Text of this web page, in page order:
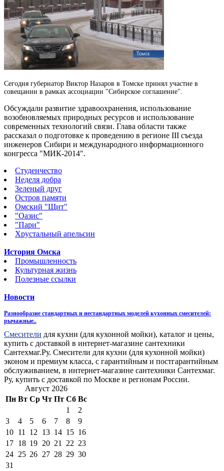
Сегодня губернатор Виктор Назаров в Томске принял участие в
совещании в рамках ассоциации "Сибирское соглашение".
Обсуждали развитие здравоохранения, использование
возобновляемых природных ресурсов и использование
современных технологий связи. Глава области также
рассказал о подготовке к проведению в регионе III съезда
инженеров Сибири и международного информационного
конгресса "МИК-2014".
Студенчество
Неделя добра
Зеленый друг
Остров памяти
Омский "Щит"
"Оазис"
"Пари"
Хрустальный апельсин
История Омска
Промышленность
Культурная жизнь
Полезные ссылки
Новости
Разнообразие стандартных и нестандартных моделей кухонных смесителей:
рычажные..
Смесители для кухни (для кухонной мойки), каталог и цены,
купить с доставкой в интернет-магазине сантехники
Сантехмаг.Ру. Смесители для кухни (для кухонной мойки)
эконом и премиум класса, с гарантийным и постгарантийным
обслуживанием, в интернет-магазине сантехники Сантехмаг.
Ру, купить с доставкой по Москве и регионам России.
Август 2026
Пн Вт Ср Чт Пт Сб Вс
1
2
3
4 5 6 7 8
9
10 11 12 13 14 15 16
17 18 19 20 21 22 23
24 25 26 27 28 29 30
31